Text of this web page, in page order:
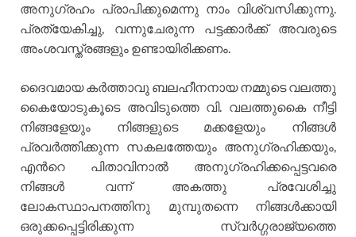
അനുഗ്രഹം പ്രാപിക്കുമെന്നു നാം വിശ്വസിക്കുന്നു.
പ്രത്യേകിച്ചു, വന്നുചേരുന്ന പട്ടക്കാര്‍ക്ക് അവരുടെ
അംശവസ്ത്രങ്ങളും ഉണ്ടായിരിക്കണം.
ദൈവമായ കര്‍ത്താവു ബലഹീനനായ നമ്മുടെ വലത്തു
കൈയോടുകൂടെ അവിടുത്തെ വി. വലത്തുകൈ നീട്ടി
നിങ്ങളേയും നിങ്ങളുടെ മക്കളേയും നിങ്ങള്‍
പ്രവര്‍ത്തിക്കുന്ന സകലത്തേയും അനുഗ്രഹിക്കയും,
എന്‍റെ പിതാവിനാല്‍ അനുഗ്രഹിക്കപ്പെട്ടവരെ
നിങ്ങള്‍ വന്ന് അകത്തു പ്രവേശിച്ചു
ലോകസ്ഥാപനത്തിനു മുമ്പുതന്നെ നിങ്ങള്‍ക്കായി
ഒരുക്കപ്പെട്ടിരിക്കുന്ന സ്വര്‍ഗ്ഗരാജ്യത്തെ